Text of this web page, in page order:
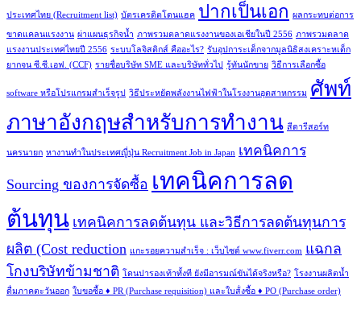
ประเทศไทย (Recruitment list) บัตรเครดิตโดนแฮค ปากเป็นเอก ผลกระทบต่อการ
ขาดแคลนแรงงาน ผ่าแผนธุรกิจน้ำ ภาพรวมตลาดแรงงานของเอเชียในปี 2556 ภาพรวมตลาด
แรงงานประเทศไทยปี 2556 ระบบโลจิสติกส์ คืออะไร? รับอุปการะเด็กจากมูลนิธิสงเคราะหเด็ก
ยากจน ซี.ซี.เอฟ. (CCF) รายชื่อบริษัท SME และบริษัททั่วไป รู้ทันนักขาย วิธีการเลือกซื้อ
software หรือโปรแกรมสำเร็จรูป วิธีประหยัดพลังงานไฟฟ้าในโรงงานอุตสาหกรรม ศัพท์
ภาษาอังกฤษสำหรับการทำงาน สีดารีสอร์ท
นครนายก หางานทำในประเทศญี่ปุ่น Recruitment Job in Japan เทคนิคการ
Sourcing ของการจัดซื้อ เทคนิคการลด
ต้นทุน เทคนิคการลดต้นทุน และวิธีการลดต้นทุนการ
ผลิต (Cost reduction แกะรอยความสำเร็จ : เว็บไซด์ www.fiverr.com แฉกล
โกงบริษัทข้ามชาติ โดนปารองเท้าทั้งที ยังมีอารมณ์ขันได้จริงหรือ? โรงงานผลิตน้ำ
ดื่มภาคตะวันออก ใบขอซื้อ ♦ PR (Purchase requisition) และใบส้่งซื้อ ♦ PO (Purchase order)